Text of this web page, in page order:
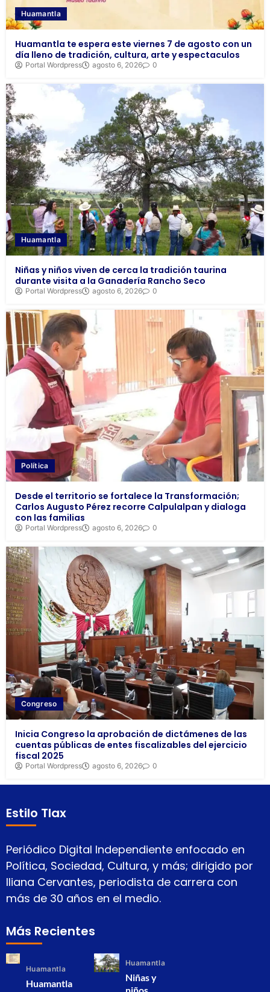
Huamantla
Huamantla te espera este viernes 7 de agosto con un
día lleno de tradición, cultura, arte y espectaculos
Portal Wordpress agosto 6, 2026 0
Huamantla
Niñas y niños viven de cerca la tradición taurina
durante visita a la Ganadería Rancho Seco
Portal Wordpress agosto 6, 2026 0
Política
Desde el territorio se fortalece la Transformación;
Carlos Augusto Pérez recorre Calpulalpan y dialoga
con las familias
Portal Wordpress agosto 6, 2026 0
Congreso
Inicia Congreso la aprobación de dictámenes de las
cuentas públicas de entes fiscalizables del ejercicio
fiscal 2025
Portal Wordpress agosto 6, 2026 0
Estilo Tlax
Periódico Digital Independiente enfocado en
Política, Sociedad, Cultura, y más; dirigido por
Iliana Cervantes, periodista de carrera con
más de 30 años en el medio.
Más Recientes
Huamantla
Huamantla
Huamantla
Niñas y